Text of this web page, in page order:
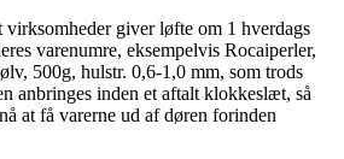
giver løfte om 1 hverdags
varenumre, eksempelvis Rocaiperler,
500g, hulstr. 0,6-1,0 mm, som trods
anbringes inden et aftalt klokkeslæt, så
at få varerne ud af døren forinden